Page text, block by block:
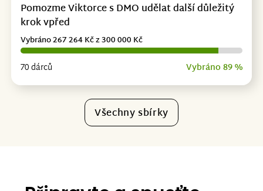
Pomozme Viktorce s DMO udělat další důležitý
krok vpřed
70 dárců Vybráno 89 %
Vybráno 267 264 Kč z 300 000 Kč
Všechny sbírky